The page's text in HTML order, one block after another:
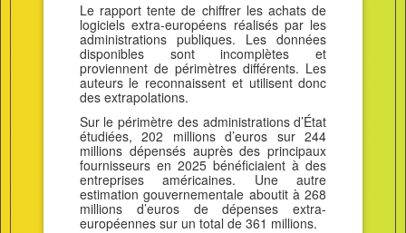
Le rapport tente de chiffrer les achats de
logiciels extra-européens réalisés par les
administrations publiques. Les données
disponibles sont incomplètes et
proviennent de périmètres différents. Les
auteurs le reconnaissent et utilisent donc
des extrapolations.
Sur le périmètre des administrations d’État
étudiées, 202 millions d’euros sur 244
millions dépensés auprès des principaux
fournisseurs en 2025 bénéficiaient à des
entreprises américaines. Une autre
estimation gouvernementale aboutit à 268
millions d’euros de dépenses extra-
européennes sur un total de 361 millions.